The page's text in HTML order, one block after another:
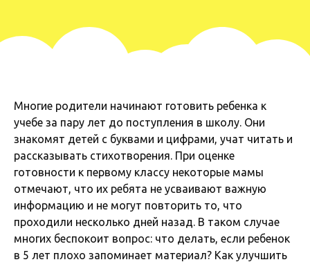
Многие родители начинают готовить ребенка к
учебе за пару лет до поступления в школу. Они
знакомят детей с буквами и цифрами, учат читать и
рассказывать стихотворения. При оценке
готовности к первому классу некоторые мамы
отмечают, что их ребята не усваивают важную
информацию и не могут повторить то, что
проходили несколько дней назад. В таком случае
многих беспокоит вопрос: что делать, если ребенок
в 5 лет плохо запоминает материал? Как улучшить